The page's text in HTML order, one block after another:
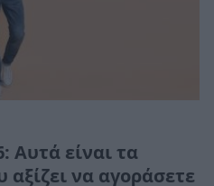
Αυτά είναι τα
να αγοράσετε